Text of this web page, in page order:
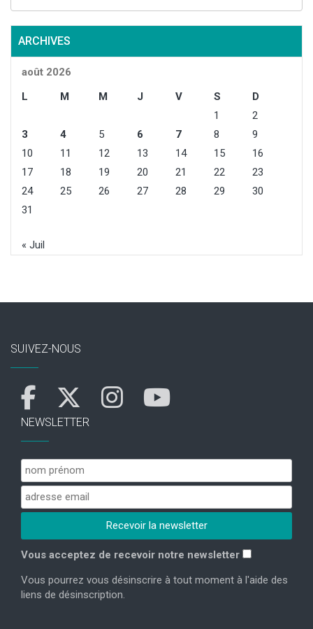
ARCHIVES
août 2026
L
M M J V S
D
1
2
3
4 5 6 7 8
9
10
11 12 13 14 15
16
17
18 19 20 21 22
23
24
25 26 27 28 29
30
31
« Juil
SUIVEZ-NOUS
NEWSLETTER
Vous acceptez de recevoir notre newsletter
Vous pourrez vous désinscrire à tout moment à l'aide des
liens de désinscription.